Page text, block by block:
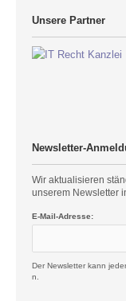
Unsere Partner
Newsletter-
Wir aktualisieren
unserem Newsletter
E-Mail-Adresse:
Der Newsletter kann
n.